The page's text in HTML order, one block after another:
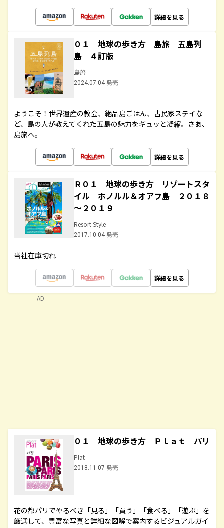
詳細を見る
０１ 地球の歩き方 島旅 五島列
島 ４訂版
島旅
2024.07.04 発売
ようこそ！世界遺産の教会、絶品島ごはん、古民家ステイな
ど、島の人が教えてくれた五島の魅力をギュッと凝縮。さあ、
島旅へ。
詳細を見る
Ｒ０１ 地球の歩き方 リゾートスタ
イル ホノルル＆オアフ島 ２０１８
～２０１９
Resort Style
2017.10.04 発売
当社在庫切れ
詳細を見る
０１ 地球の歩き方 Ｐｌａｔ パリ
Plat
2018.11.07 発売
花の都パリでやるべき「見る」「買う」「食べる」「遊ぶ」を
厳選して、豊富な写真と詳細な図解で案内するビジュアルガイ
AD